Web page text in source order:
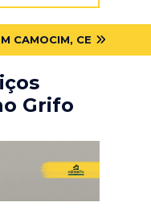
CAMOCIM, CE
Grifo